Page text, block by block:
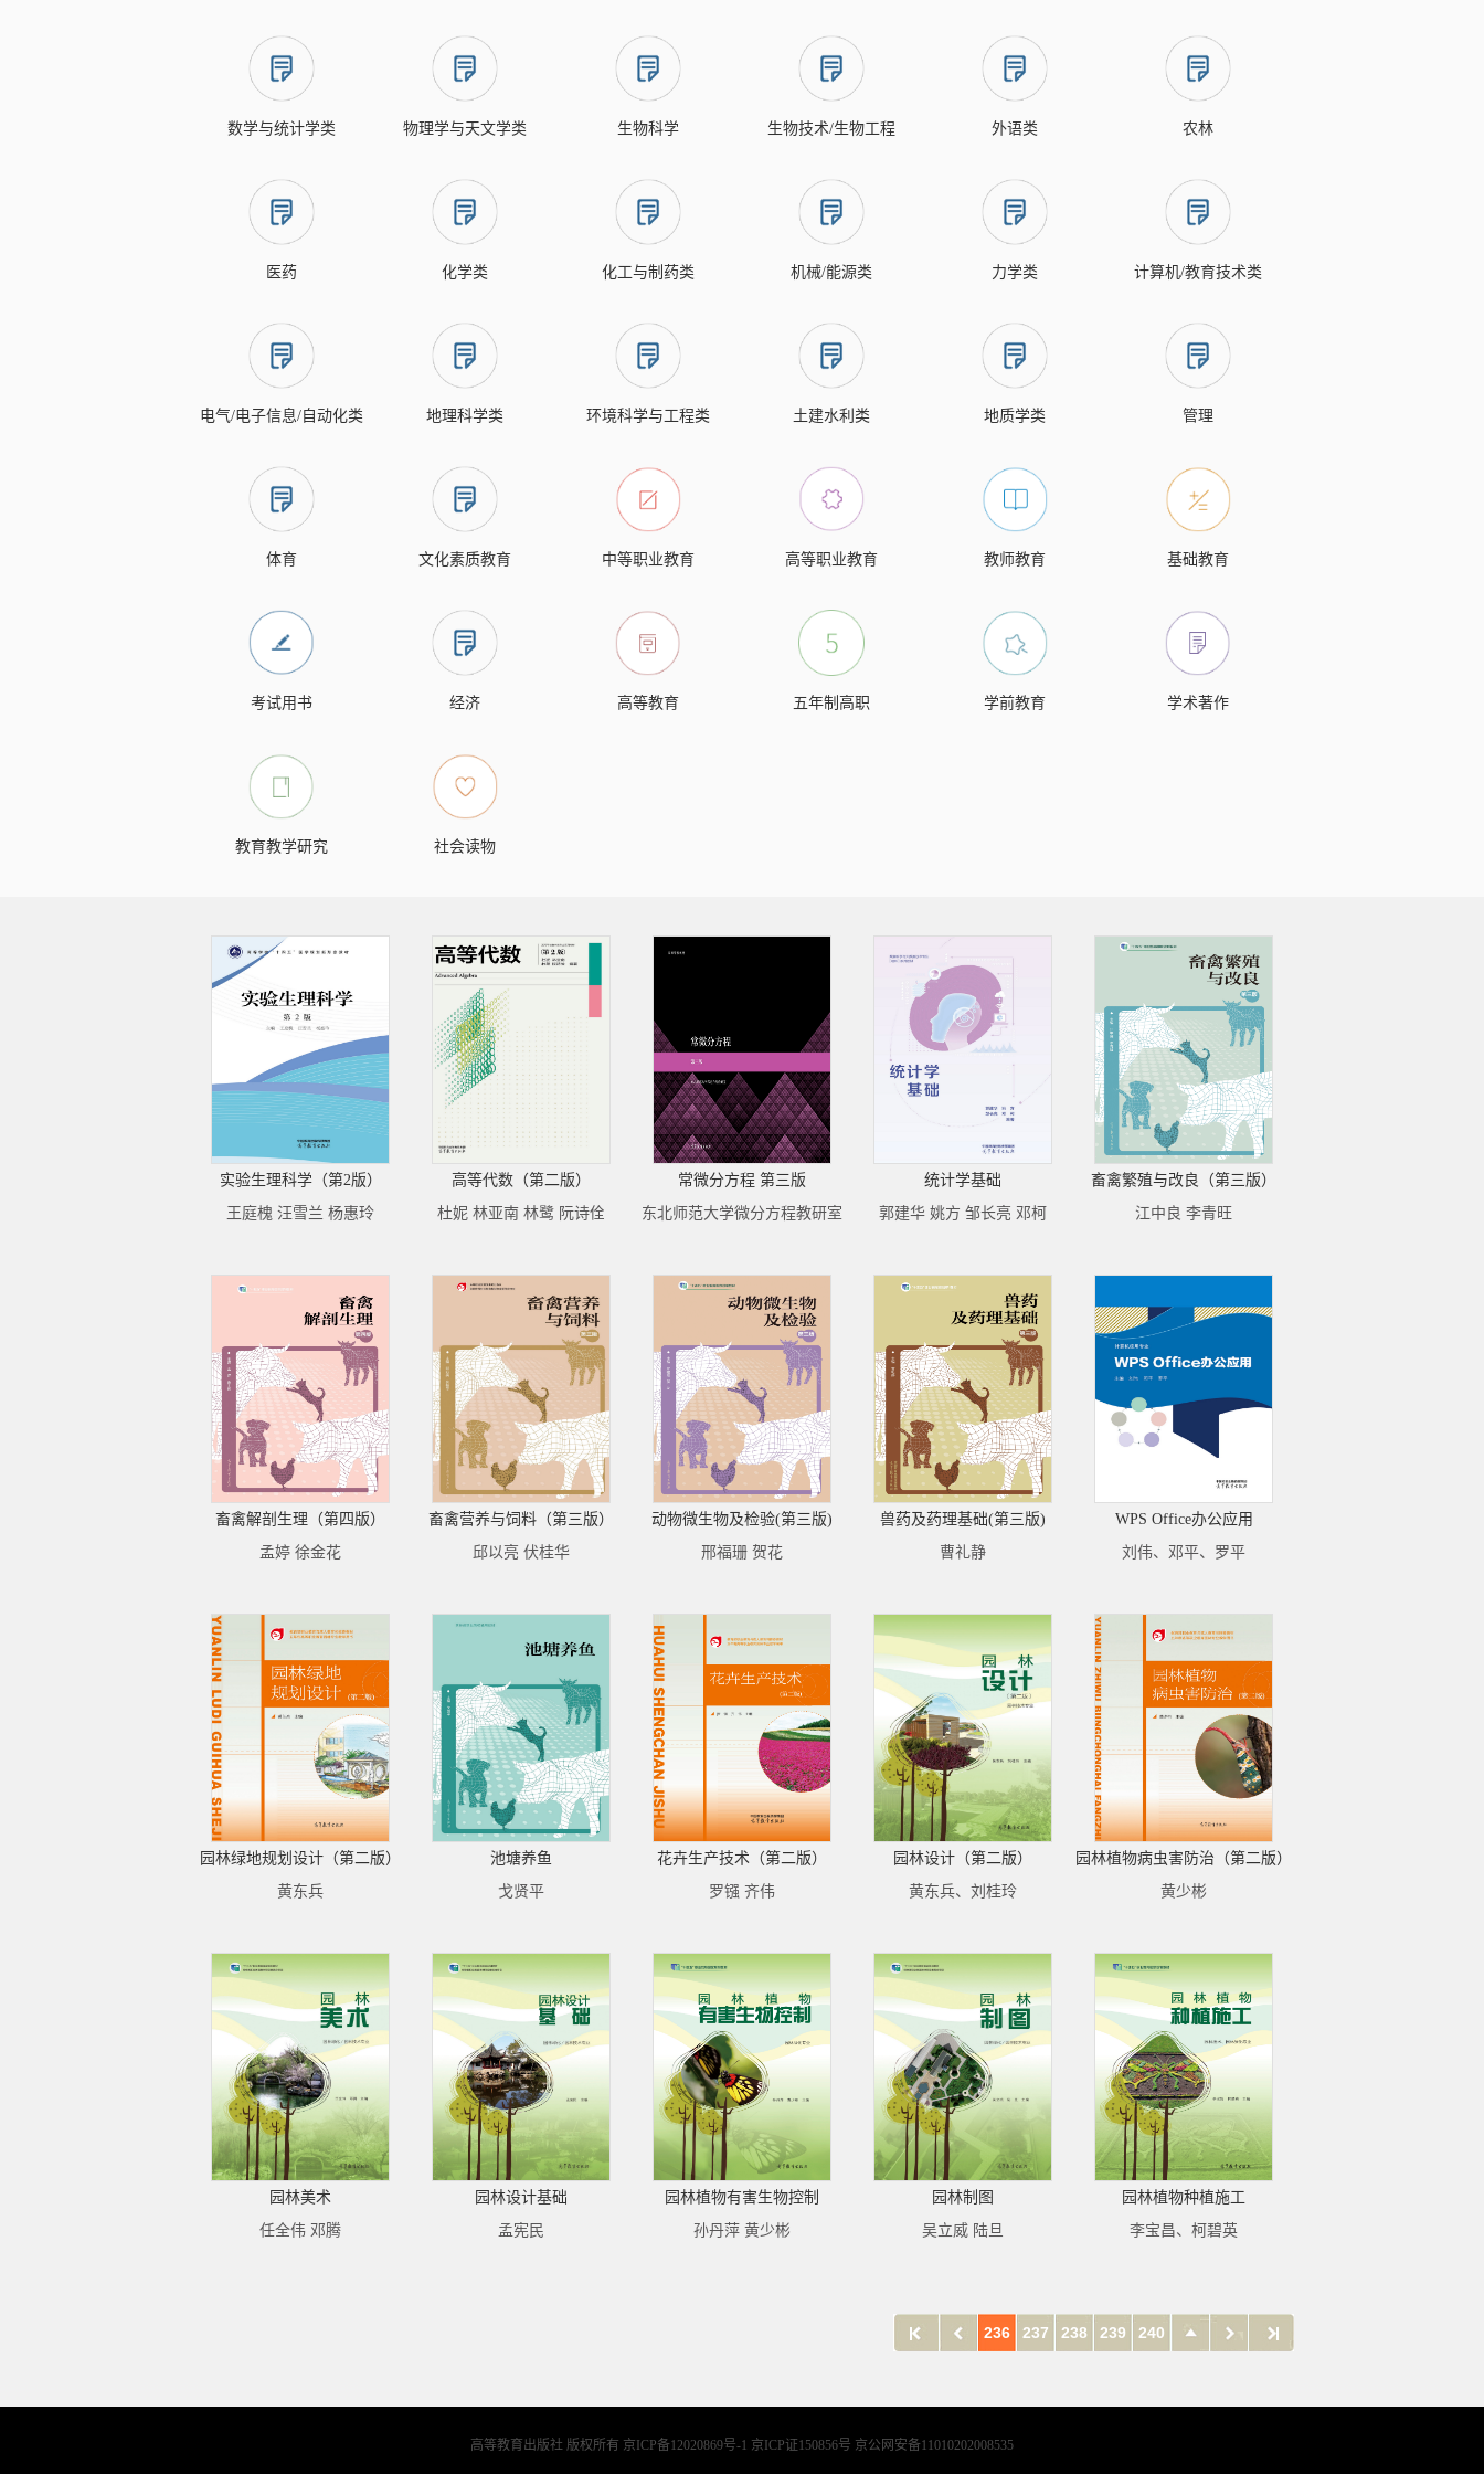
数学与统计学类 物理学与天文学类 生物科学 生物技术/生物工程 外语类 农林
医药 化学类 化工与制药类 机械/能源类 力学类 计算机/教育技术类
电气/电子信息/自动化类 地理科学类 环境科学与工程类 土建水利类 地质学类 管理
体育 文化素质教育 中等职业教育 高等职业教育 教师教育 基础教育
考试用书 经济 高等教育 五年制高职 学前教育 学术著作
教育教学研究 社会读物
实验生理科学（第2版）
王庭槐 汪雪兰 杨惠玲
高等代数（第二版）
杜妮 林亚南 林鹭 阮诗佺
常微分方程 第三版
东北师范大学微分方程教研室
统计学基础
郭建华 姚方 邹长亮 邓柯
畜禽繁殖与改良（第三版）
江中良 李青旺
畜禽解剖生理（第四版）
孟婷 徐金花
畜禽营养与饲料（第三版）
邱以亮 伏桂华
动物微生物及检验(第三版)
邢福珊 贺花
兽药及药理基础(第三版)
曹礼静
WPS Office办公应用
刘伟、邓平、罗平
园林绿地规划设计（第二版）
黄东兵
池塘养鱼
戈贤平
花卉生产技术（第二版）
罗镪 齐伟
园林设计（第二版）
黄东兵、刘桂玲
园林植物病虫害防治（第二版）
黄少彬
园林美术
任全伟 邓腾
园林设计基础
孟宪民
园林植物有害生物控制
孙丹萍 黄少彬
园林制图
吴立威 陆旦
园林植物种植施工
李宝昌、柯碧英
236 237 238 239 240
高等教育出版社 版权所有 京ICP备12020869号-1 京ICP证150856号 京公网安备11010202008535